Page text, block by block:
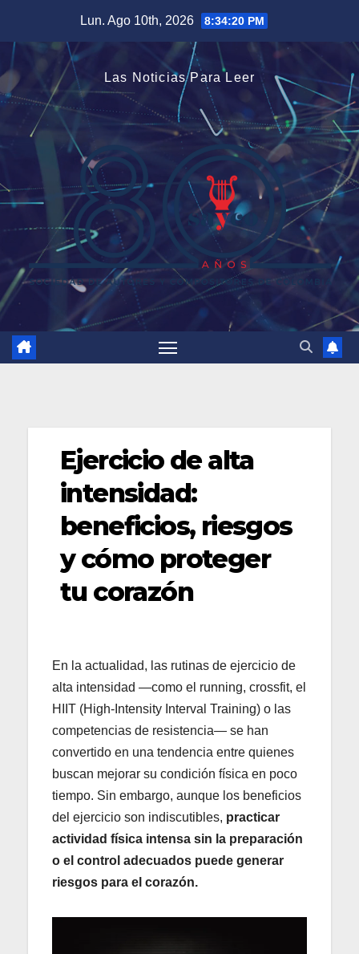
contenido
Lun. Ago 10th, 2026 8:34:21 PM
Las Noticias Para Leer
Ejercicio de alta
intensidad:
beneficios, riesgos
y cómo proteger
tu corazón
En la actualidad, las rutinas de ejercicio de
alta intensidad —como el running, crossfit, el
HIIT (High-Intensity Interval Training) o las
competencias de resistencia— se han
convertido en una tendencia entre quienes
buscan mejorar su condición física en poco
tiempo. Sin embargo, aunque los beneficios
del ejercicio son indiscutibles, practicar
actividad física intensa sin la preparación
o el control adecuados puede generar
riesgos para el corazón.